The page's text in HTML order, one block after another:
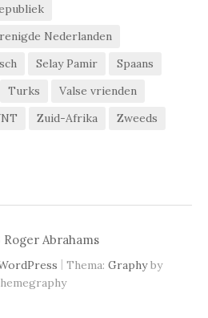
Nederlanden
Selay Pamir
Spaans
Turks
Valse vrienden
Zuid-Afrika Zweeds
Roger Abrahams
| Thema: Graphyby